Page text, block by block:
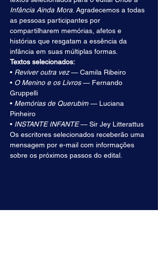
Infância Ainda Mora . Agradecemos a todas
as pessoas participantes por
compartilharem memórias, afetos e
histórias que resgatam a essência da
infância em suas múltiplas formas.
Textos selecionados:
• Reviver outra vez — Camila Ribeiro
• O Menino e os Livros — Fernando
Gruppelli
• Memórias de Querubim — Luciana
Pinheiro
• INSTANTE INFANTE — Sir Jey Litterattus
Os escritores selecionados receberão uma
mensagem por e-mail com informações
sobre os próximos passos do edital.